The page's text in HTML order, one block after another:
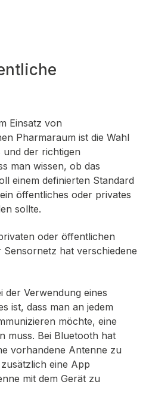
Einsatz von
Pharmaraum ist die Wahl
der richtigen
man wissen, ob das
einem definierten Standard
öffentliches oder privates
sollte.
oder öffentlichen
hat verschiedene
der Verwendung eines
ist, dass man an jedem
möchte, eine
muss. Bei Bluetooth hat
vorhandene Antenne zu
eine App
mit dem Gerät zu